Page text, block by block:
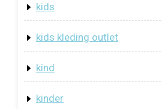
kids
kids kleding outlet
kind
kinder